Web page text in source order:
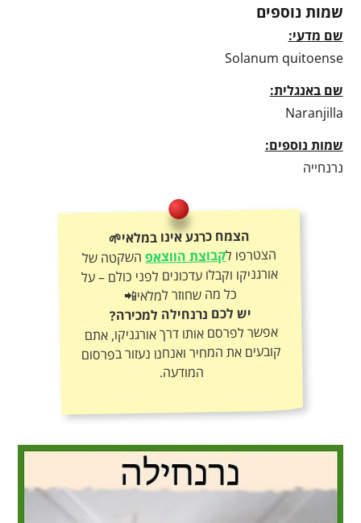
שמות נוספים
שם מדעי:
Solanum quitoense
שם באנגלית:
Naranjilla
שמות נוספים:
נרנחייה
הצמח כרגע אינו במלאי🌱
הצטרפו לקבוצת הווצאפהשקטה של
אורגניקו וקבלו עדכונים לפני כולם – על
כל מה שחוזר למלאי📲
יש לכם נרנחילה למכירה?
אפשר לפרסם אותו דרך אורגניקו, אתם
קובעים את המחיר ואנחנו נעזור בפרסום
המודעה.